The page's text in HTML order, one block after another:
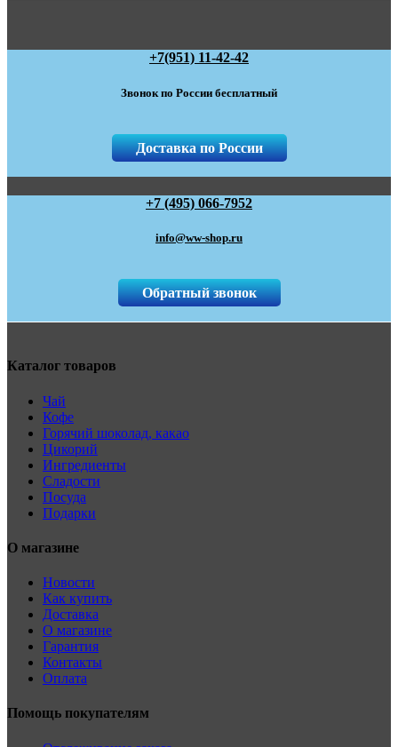
+7(951) 11-42-42
Звонок по России бесплатный
Доставка по России
+7 (495) 066-7952
info@ww-shop.ru
Обратный звонок
Каталог товаров
Чай
Кофе
Горячий шоколад, какао
Цикорий
Ингредиенты
Сладости
Посуда
Подарки
О магазине
Новости
Как купить
Доставка
О магазине
Гарантия
Контакты
Оплата
Помощь покупателям